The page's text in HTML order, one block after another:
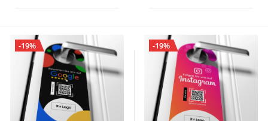
-19% -19%